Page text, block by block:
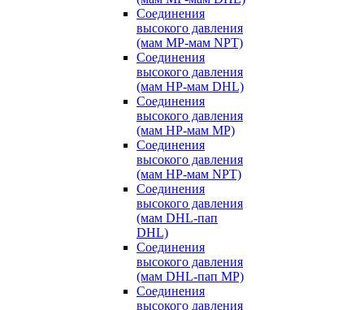
Соединения
высокого давления
(мам MP-мам NPT)
Соединения
высокого давления
(мам HP-мам DHL)
Соединения
высокого давления
(мам HP-мам MP)
Соединения
высокого давления
(мам HP-мам NPT)
Соединения
высокого давления
(мам DHL-пап
DHL)
Соединения
высокого давления
(мам DHL-пап MP)
Соединения
высокого давления